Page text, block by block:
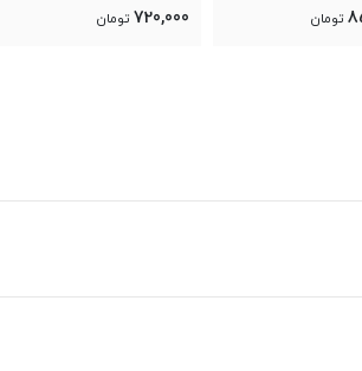
تومان 950,000 تومان